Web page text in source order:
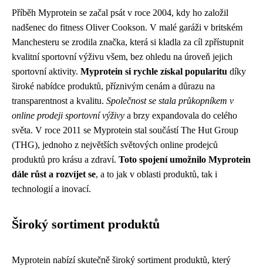
Příběh Myprotein se začal psát v roce 2004, kdy ho založil
nadšenec do fitness Oliver Cookson. V malé garáži v britském
Manchesteru se zrodila značka, která si kladla za cíl zpřístupnit
kvalitní sportovní výživu všem, bez ohledu na úroveň jejich
sportovní aktivity. Myprotein si rychle získal popularitu díky
široké nabídce produktů, příznivým cenám a důrazu na
transparentnost a kvalitu. Společnost se stala průkopníkem v
online prodeji sportovní výživy a brzy expandovala do celého
světa. V roce 2011 se Myprotein stal součástí The Hut Group
(THG), jednoho z největších světových online prodejců
produktů pro krásu a zdraví. Toto spojení umožnilo Myprotein
dále růst a rozvíjet se, a to jak v oblasti produktů, tak i
technologií a inovací.
Široký sortiment produktů
Myprotein nabízí skutečně široký sortiment produktů, který